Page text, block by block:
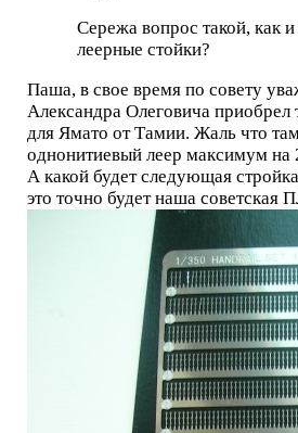
Сережа вопрос такой, как и
леерные стойки?
Паша, в свое время по совету
Александра Олеговича приобрел
для Ямато от Тамии. Жаль что
однонитиевый леер максимум на
А какой будет следующая
это точно будет наша советская